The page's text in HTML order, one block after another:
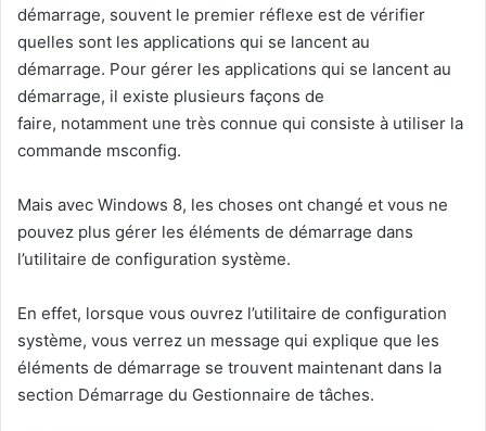
démarrage, souvent le premier réflexe est de vérifier
quelles sont les applications qui se lancent au
démarrage. Pour gérer les applications qui se lancent au
démarrage, il existe plusieurs façons de
faire, notamment une très connue qui consiste à utiliser la
commande msconfig.
Mais avec Windows 8, les choses ont changé et vous ne
pouvez plus gérer les éléments de démarrage dans
l’utilitaire de configuration système.
En effet, lorsque vous ouvrez l’utilitaire de configuration
système, vous verrez un message qui explique que les
éléments de démarrage se trouvent maintenant dans la
section Démarrage du Gestionnaire de tâches.